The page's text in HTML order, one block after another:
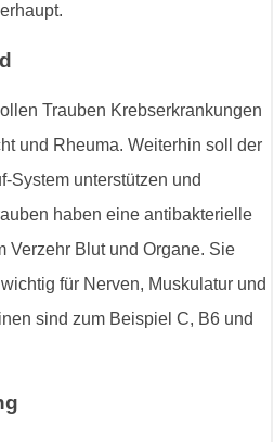
Trauben Krebserkrankungen
und Rheuma. Weiterhin soll der
System unterstützen und
haben eine antibakterielle
Verzehr Blut und Organe. Sie
für Nerven, Muskulatur und
sind zum Beispiel C, B6 und